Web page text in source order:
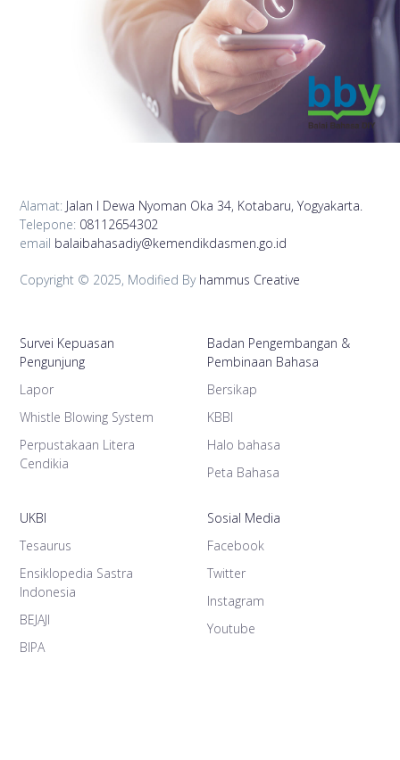
Alamat: Jalan I Dewa Nyoman Oka 34, Kotabaru, Yogyakarta.
Telepone: 08112654302
email balaibahasadiy@kemendikdasmen.go.id
Copyright © 2025, Modified By hammus Creative
Survei Kepuasan
Pengunjung
Lapor
Whistle Blowing System
Perpustakaan Litera
Cendikia
Badan Pengembangan &
Pembinaan Bahasa
Bersikap
KBBI
Halo bahasa
Peta Bahasa
UKBI
Tesaurus
Ensiklopedia Sastra
Indonesia
BEJAJI
BIPA
Sosial Media
Facebook
Twitter
Instagram
Youtube